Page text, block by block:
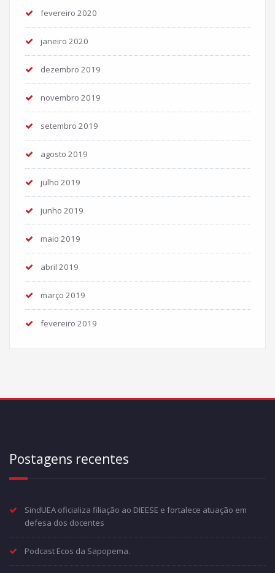
fevereiro 2020
janeiro 2020
dezembro 2019
novembro 2019
setembro 2019
agosto 2019
julho 2019
junho 2019
maio 2019
abril 2019
março 2019
fevereiro 2019
Postagens recentes
SindUEA oficializa filiação ao DIEESE e fortalece atuação em
defesa dos docentes
Podcast Ecos da Sapopema.